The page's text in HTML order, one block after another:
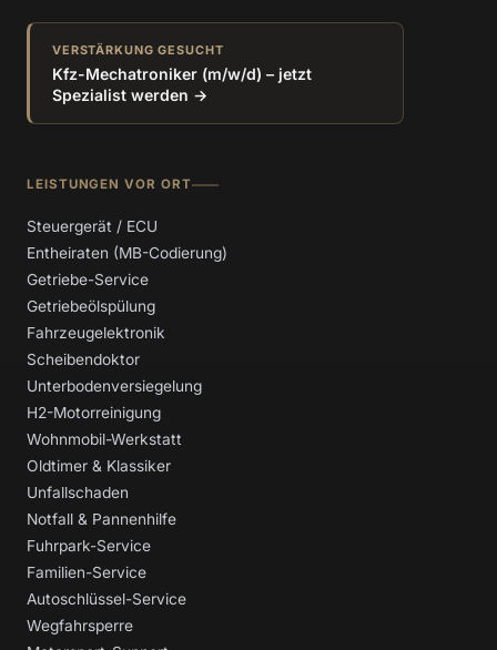
VERSTÄRKUNG GESUCHT
Kfz-Mechatroniker (m/w/d) – jetzt
Spezialist werden →
LEISTUNGEN VOR ORT
Steuergerät / ECU
Entheiraten (MB-Codierung)
Getriebe-Service
Getriebeölspülung
Fahrzeugelektronik
Scheibendoktor
Unterbodenversiegelung
H2-Motorreinigung
Wohnmobil-Werkstatt
Oldtimer & Klassiker
Unfallschaden
Notfall & Pannenhilfe
Fuhrpark-Service
Familien-Service
Autoschlüssel-Service
Wegfahrsperre